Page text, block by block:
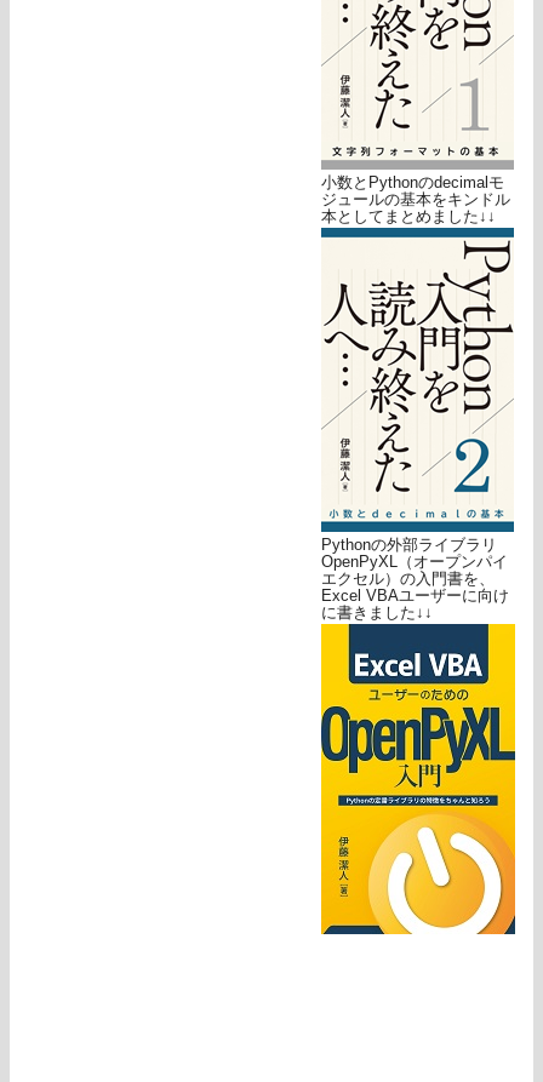
小数とPythonのdecimalモ
ジュールの基本をキンドル
本としてまとめました↓↓
Pythonの外部ライブラリ
OpenPyXL（オープンパイ
エクセル）の入門書を、
Excel VBAユーザーに向け
に書きました↓↓